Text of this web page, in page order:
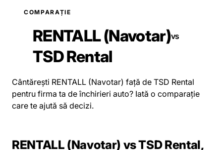
COMPARAȚIE
RENTALL (Navotar)vs
TSD Rental
Cântărești RENTALL (Navotar) față de TSD Rental
pentru firma ta de închirieri auto? Iată o comparație
care te ajută să decizi.
RENTALL (Navotar) vs TSD Rental,